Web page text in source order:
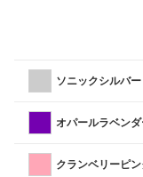
ソニックシルバー
オパールラベンダ
クランベリーピン